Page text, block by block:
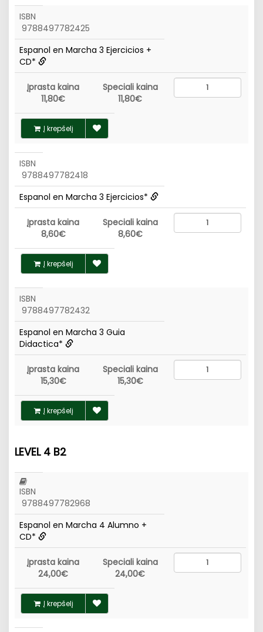
ISBN
9788497782425
Espanol en Marcha 3 Ejercicios +
CD*
Įprasta kaina
11,80€
Speciali kaina
11,80€
Į krepšelį
ISBN
9788497782418
Espanol en Marcha 3 Ejercicios*
Įprasta kaina
8,60€
Speciali kaina
8,60€
Į krepšelį
ISBN
9788497782432
Espanol en Marcha 3 Guia
Didactica*
Įprasta kaina
15,30€
Speciali kaina
15,30€
Į krepšelį
LEVEL 4 B2
ISBN
9788497782968
Espanol en Marcha 4 Alumno +
CD*
Įprasta kaina
24,00€
Speciali kaina
24,00€
Į krepšelį